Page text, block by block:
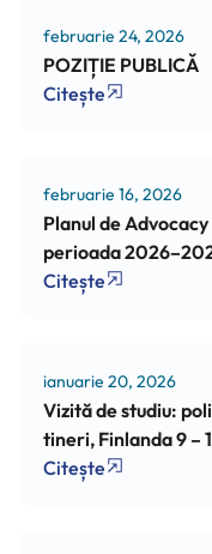
februarie 24, 2026
POZIȚIE PUBLICĂ
Citește
februarie 16, 2026
Planul de
perioada
Citește
ianuarie 20, 2026
Vizită de studiu:
tineri, Finlanda 9 –
Citește